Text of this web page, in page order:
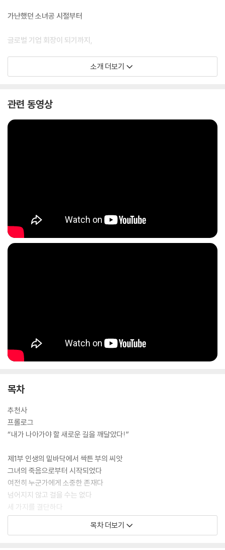
가난했던 소녀공 시절부터
글로벌 기업 회장이 되기까지,
최상위 부자 켈리 최가 말하는
위 0.1%의 부자에 꼽히고, 인생의 대역전극을 이뤄냈을까?
0년을 일해도 못 이룰 거대한 부를 갖게 되었다. 이를 가능케 했던 것이 바
로 부(Wealth)의 생각(Thinking), 웰씽킹(Wealthinking)이다.
게나 부자가 될 씨앗이 있다는 메시지를 담고 있다. 단지 그것을 아직 발견
하지 못 했을 뿐, 이 책을 읽는 독자들이 자신만의 부의 씨앗을 찾을 수 있
도록 돕는, 한마디로 말하면 ‘이론편’이다.
2부에서는 ‘부를 창조하는 생각의 뿌리, 웰씽킹’이라는 주제로 부의 생각
을 몸에 체득하기 위한 ‘실천편’이다. 그녀가 1,000명의 부자들을 공부해
서 체득한 ‘7가지 생각의 뿌리’, 웰씽킹의 정수라고 말할 수 있는 ‘6가지 시
각화’, 그리고 진정한 부자는 공헌의 힘에서 나온다는 ‘웰씽커’의 이야기를
강조하고 있다. 생각의 뿌리, 시각화, 웰씽커, 이 세 가지를 삶의 완전한 변
소개 더보기
관련 동영상
목차
추천사
프롤로그
“내가 나아가야 할 새로운 길을 깨달았다!”
제1부 인생의 밑바닥에서 싹튼 부의 씨앗
그녀의 죽음으로부터 시작되었다
여전히 누군가에게 소중한 존재다
넘어지지 않고 걸을 수는 없다
세 가지를 결단하다
1000명의 사람을 스승으로 삼다
한 단계 성장을 위한 마중물 같은 것
목차 더보기